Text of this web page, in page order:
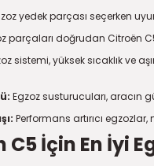
yedek parçası seçerken
parçaları doğrudan Citroën
sistemi, yüksek sıcaklık ve
Egzoz susturucuları, aracın
Performans artırıcı
C5 İçin En İyi